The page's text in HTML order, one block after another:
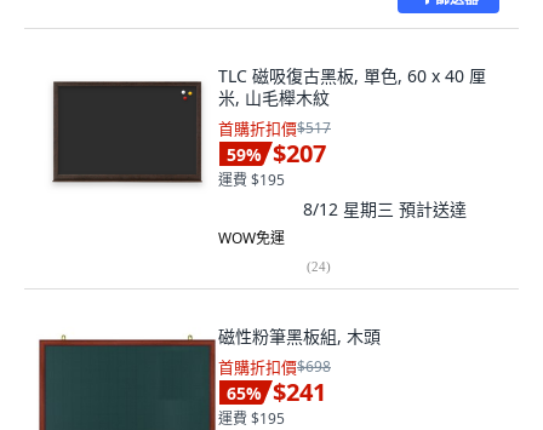
TLC 磁吸復古黑板, 單色, 60 x 40 厘
米, 山毛櫸木紋
首購折扣價$517
59% $207
運費 $195
8/12 星期三 預計送達
WOW免運
(24)
磁性粉筆黑板組, 木頭
首購折扣價$698
65% $241
運費 $195